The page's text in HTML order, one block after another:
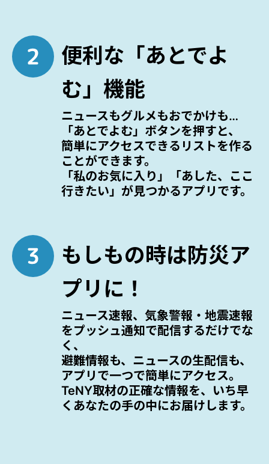
便利な「あとでよ
む」機能
ニュースもグルメもおでかけも…
「あとでよむ」ボタンを押すと、
簡単にアクセスできるリストを作る
ことができます。
「私のお気に入り」「あした、ここ
行きたい」が見つかるアプリです。
もしもの時は防災ア
プリに！
ニュース速報、気象警報・地震速報
をプッシュ通知で配信するだけでな
く、
避難情報も、ニュースの生配信も、
アプリで一つで簡単にアクセス。
TeNY取材の正確な情報を、いち早
くあなたの手の中にお届けします。